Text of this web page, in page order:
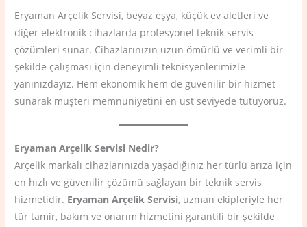
Eryaman Arçelik Servisi, beyaz eşya, küçük ev aletleri ve
diğer elektronik cihazlarda profesyonel teknik servis
çözümleri sunar. Cihazlarınızın uzun ömürlü ve verimli bir
şekilde çalışması için deneyimli teknisyenlerimizle
yanınızdayız. Hem ekonomik hem de güvenilir bir hizmet
sunarak müşteri memnuniyetini en üst seviyede tutuyoruz.
Eryaman Arçelik Servisi Nedir?
Arçelik markalı cihazlarınızda yaşadığınız her türlü arıza için
en hızlı ve güvenilir çözümü sağlayan bir teknik servis
hizmetidir. Eryaman Arçelik Servisi, uzman ekipleriyle her
tür tamir, bakım ve onarım hizmetini garantili bir şekilde